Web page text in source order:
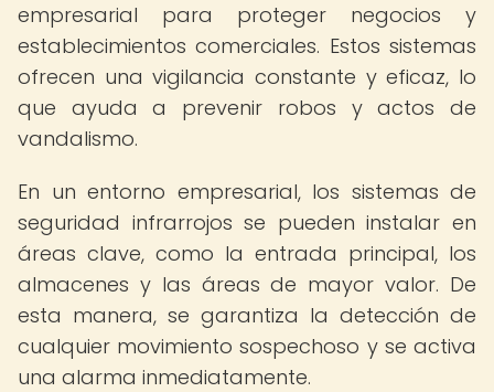
empresarial para proteger negocios y
establecimientos comerciales. Estos sistemas
ofrecen una vigilancia constante y eficaz, lo
que ayuda a prevenir robos y actos de
vandalismo.
En un entorno empresarial, los sistemas de
seguridad infrarrojos se pueden instalar en
áreas clave, como la entrada principal, los
almacenes y las áreas de mayor valor. De
esta manera, se garantiza la detección de
cualquier movimiento sospechoso y se activa
una alarma inmediatamente.